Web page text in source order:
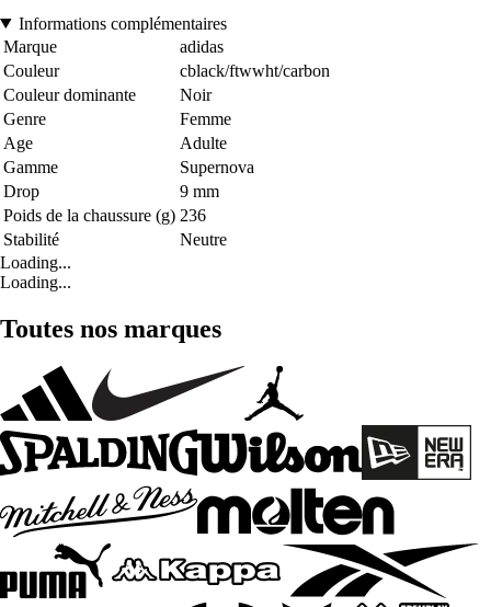
Informations complémentaires
Marque
adidas
Couleur
cblack/ftwwht/carbon
Couleur dominante
Noir
Genre
Femme
Age
Adulte
Gamme
Supernova
Drop
9 mm
Poids de la chaussure (g) 236
Stabilité
Neutre
Loading...
Loading...
Toutes nos marques